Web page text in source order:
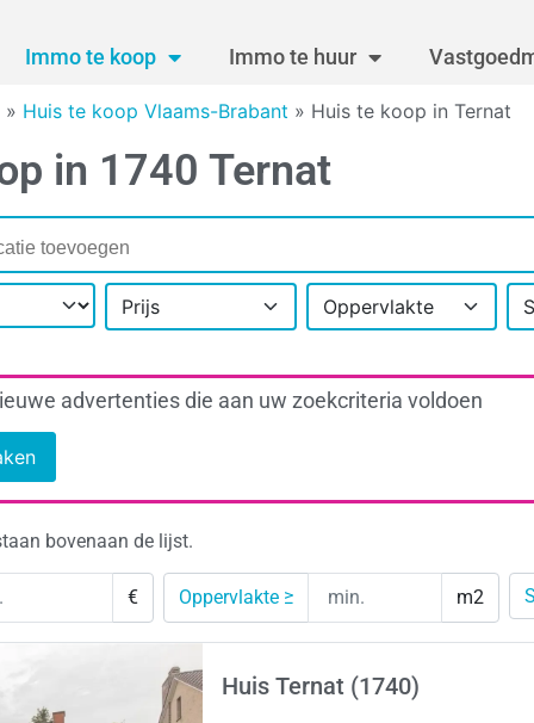
Immo te koop Immo te huur
» Huis te koop Vlaams-Brabant » Huis te koop in Ternat
in 1740 Ternat
Prijs Oppervlakte
advertenties die aan uw zoekcriteria voldoen
bovenaan de lijst.
€ Oppervlakte ≥ m2
Huis Ternat (1740)